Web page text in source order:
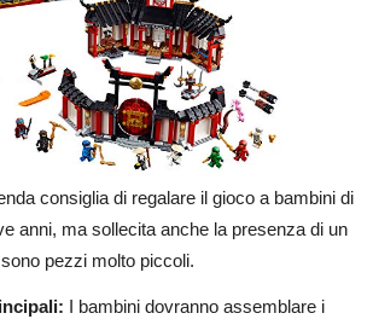
consiglia di regalare il gioco a bambini di
anni, ma sollecita anche la presenza di un
pezzi molto piccoli.
I bambini dovranno assemblare i